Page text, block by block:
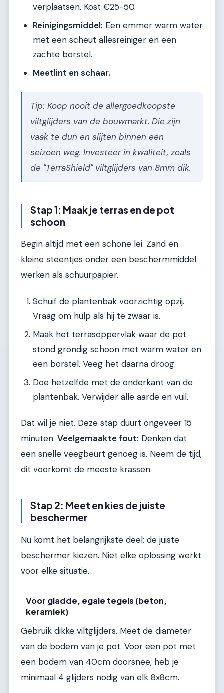
verplaatsen. Kost €25-50.
Reinigingsmiddel: Een emmer warm water
met een scheut allesreiniger en een
zachte borstel.
Meetlint en schaar.
Tip: Koop nooit de allergoedkoopste
viltglijders van de bouwmarkt. Die zijn
vaak te dun en slijten binnen een
seizoen weg. Investeer in kwaliteit, zoals
de "TerraShield" viltglijders van 8mm dik.
Stap 1: Maak je terras en de pot
schoon
Begin altijd met een schone lei. Zand en
kleine steentjes onder een beschermmiddel
werken als schuurpapier.
Schuif de plantenbak voorzichtig opzij.
Vraag om hulp als hij te zwaar is.
Maak het terrasoppervlak waar de pot
stond grondig schoon met warm water en
een borstel. Veeg het daarna droog.
Doe hetzelfde met de onderkant van de
plantenbak. Verwijder alle aarde en vuil.
Dat wil je niet. Deze stap duurt ongeveer 15
minuten. Veelgemaakte fout: Denken dat
een snelle veegbeurt genoeg is. Neem de tijd,
dit voorkomt de meeste krassen.
Stap 2: Meet en kies de juiste
beschermer
Nu komt het belangrijkste deel: de juiste
beschermer kiezen. Niet elke oplossing werkt
voor elke situatie.
Voor gladde, egale tegels (beton,
keramiek)
Gebruik dikke viltglijders. Meet de diameter
van de bodem van je pot. Voor een pot met
een bodem van 40cm doorsnee, heb je
minimaal 4 glijders nodig van elk 8x8cm.